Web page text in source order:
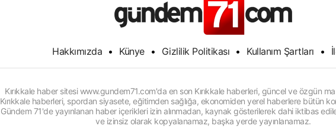
Hakkımızda • Künye • Gizlilik Politikası • Kullanım Şartları •
Kırıkkale haber sitesi www.gundem71.com'da en son Kırıkkale haberleri, güncel ve özgün
Kırıkkale haberleri, spordan siyasete, eğitimden sağlığa, ekonomiden yerel haberlere bütün
Gündem 71'de yayınlanan haber içerikleri izin alınmadan, kaynak gösterilerek dahi iktibas
ve izinsiz olarak kopyalanamaz, başka yerde yayınlanamaz.